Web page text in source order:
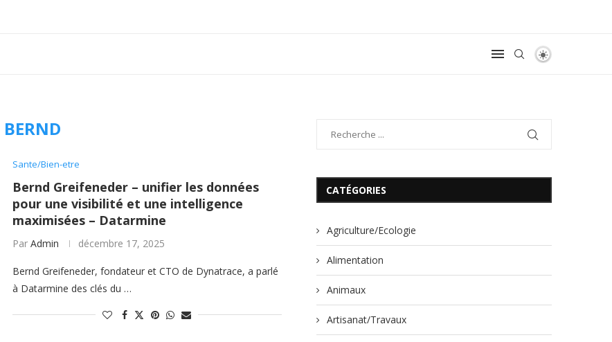
BERND
Sante/Bien-etre
Bernd Greifeneder – unifier les données
pour une visibilité et une intelligence
maximisées – Datarmine
Par Admin décembre 17, 2025
Bernd Greifeneder, fondateur et CTO de Dynatrace, a parlé
à Datarmine des clés du …
CATÉGORIES
Agriculture/Ecologie
Alimentation
Animaux
Artisanat/Travaux